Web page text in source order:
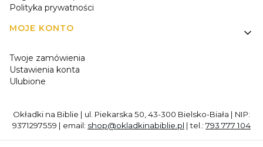
Polityka prywatności
MOJE KONTO
Twoje zamówienia
Ustawienia konta
Ulubione
Okładki na Biblie | ul. Piekarska 50, 43-300 Bielsko-Biała | NIP:
9371297559 | email: shop@okladkinabiblie.pl | tel.: 793 777 104